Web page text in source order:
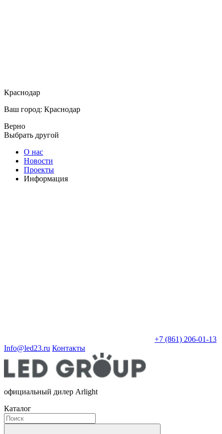
Краснодар
Ваш город: Краснодар
Верно
Выбрать другой
О нас
Новости
Проекты
Информация
+7 (861) 206-01-13
Info@led23.ru Контакты
официальный дилер Arlight
Каталог